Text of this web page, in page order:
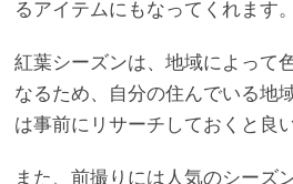
るアイテムにもなってくれます。
紅葉シーズンは、地域によって
なるため、自分の住んでいる地
は事前にリサーチしておくと良
また、前撮りには人気のシーズ